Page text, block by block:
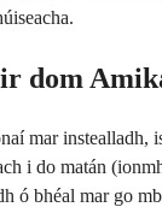
dom
mar instealladh,
i do matán
ó bhéal mar go